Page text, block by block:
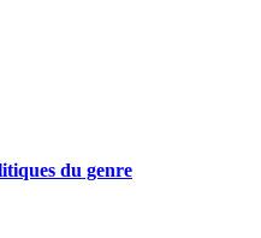
du genre